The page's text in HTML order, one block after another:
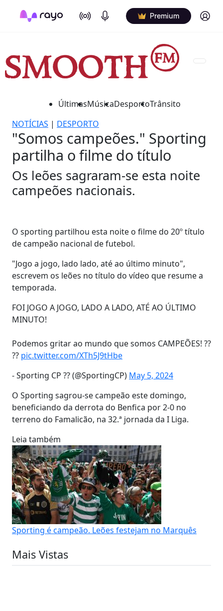
On Air Podcasts Premium Log in
ÚltimasMúsicaDesportoTrânsito
NOTÍCIAS | DESPORTO
"Somos campeões." Sporting
partilha o filme do título
Os leões sagraram-se esta noite
campeões nacionais.
O sporting partilhou esta noite o filme do 20º título
de campeão nacional de futebol.
"Jogo a jogo, lado lado, até ao último minuto",
escrevem os leões no título do vídeo que resume a
temporada.
FOI JOGO A JOGO, LADO A LADO, ATÉ AO ÚLTIMO
MINUTO!
Podemos gritar ao mundo que somos CAMPEÕES! ??
?? pic.twitter.com/XTh5J9tHbe
- Sporting CP ?? (@SportingCP) May 5, 2024
O Sporting sagrou-se campeão este domingo,
beneficiando da derrota do Benfica por 2-0 no
terreno do Famalicão, na 32.ª jornada da I Liga.
Leia também
Sporting é campeão. Leões festejam no Marquês
Mais Vistas